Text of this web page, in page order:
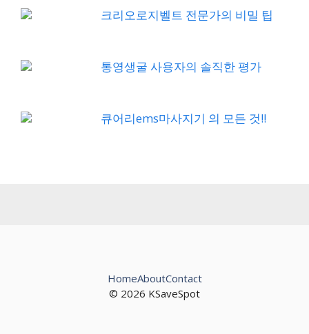
크리오로지벨트 전문가의 비밀 팁
통영생굴 사용자의 솔직한 평가
큐어리ems마사지기 의 모든 것!!
© 2026 KSaveSpot
HomeAboutContact